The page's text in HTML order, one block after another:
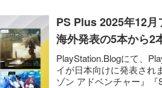
PS Plus 2025年12月
海外発表の5本から2
PlayStation.Blogにて、
イが日本向けに発表され
ゾン アドベンチャー』『